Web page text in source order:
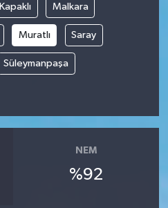
Kapaklı Malkara
Muratlı Saray
Süleymanpaşa
NEM
%92